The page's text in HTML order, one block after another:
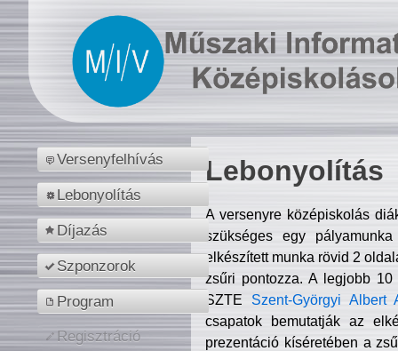
Versenyfelhívás
Lebonyolítás
Díjazás
Szponzorok
Program
Regisztráció
Lebonyolítás
A versenyre középiskolás
szükséges egy
elkészített munka rövid 2
zsűri pontozza. A legjobb
SZTE Szent-Györgyi Albert
csapatok bemutatják az
prezentáció kíséretében a